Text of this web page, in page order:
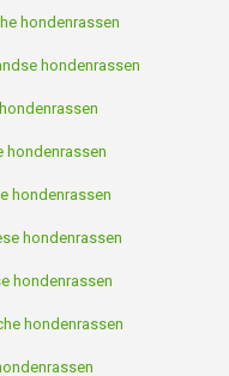
hondenrassen
hondenrassen
hondenrassen
hondenrassen
hondenrassen
hondenrassen
hondenrassen